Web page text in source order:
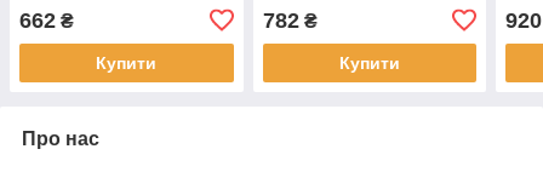
662 ₴
Купити
782₴
Купити
920
Про нас